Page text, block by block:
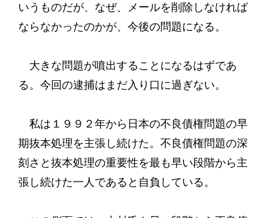
いうものだが、なぜ、メールを削除しなければ
ならなかったのかが、今後の問題になる。
大きな問題が噴出することになるはずであ
る。今回の逮捕はまだ入り口に過ぎない。
私は１９９２年から日本の不良債権問題の早
期抜本処理を主張し続けた。不良債権問題の深
刻さと抜本処理の重要性を最も早い段階から主
張し続けた一人であると自負している。